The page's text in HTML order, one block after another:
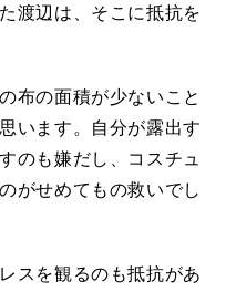
渡辺は、そこに抵抗を
布の面積が少ないこと
います。自分が露出す
のも嫌だし、コスチュ
がせめてもの救いでし
スを観るのも抵抗があ